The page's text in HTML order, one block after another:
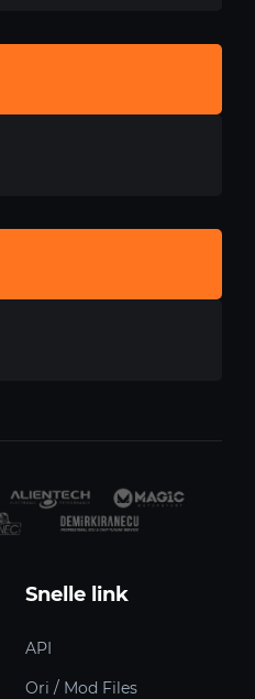
Snelle link
API
Ori / Mod Files